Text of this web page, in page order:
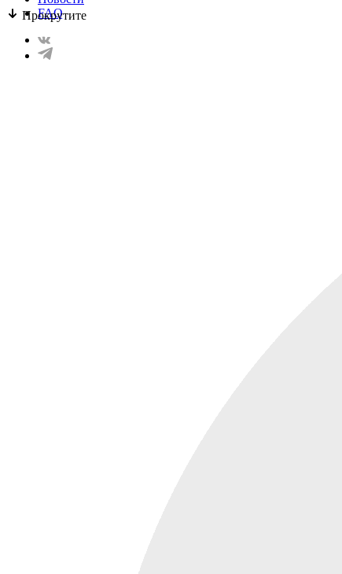
Прокрутите
FAQ